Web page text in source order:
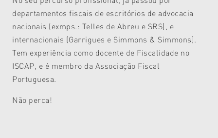
departamentos fiscais de escritórios de advocacia
nacionais (exmps.: Telles de Abreu e SRS), e
internacionais (Garrigues e Simmons & Simmons).
Tem experiência como docente de Fiscalidade no
ISCAP, e é membro da Associação Fiscal
Portuguesa.
Não perca!